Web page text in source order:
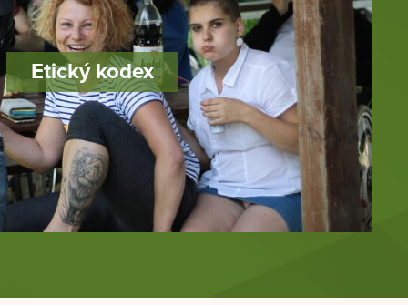
Etický kodex